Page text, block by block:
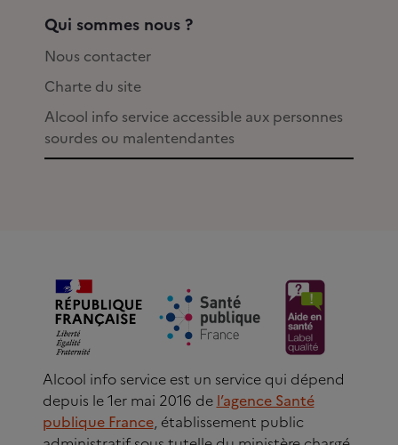
Qui sommes nous ?
Nous contacter
Charte du site
Alcool info service accessible aux personnes
sourdes ou malentendantes
Alcool info service est un service qui dépend
depuis le 1er mai 2016 de l’agence Santé
publique France, établissement public